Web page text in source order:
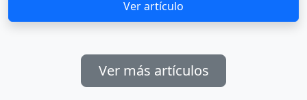
Ver artículo
Ver más artículos